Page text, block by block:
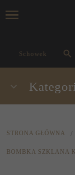
Schowek
STRONA GŁÓWNA
BOMBKA SZKLANA